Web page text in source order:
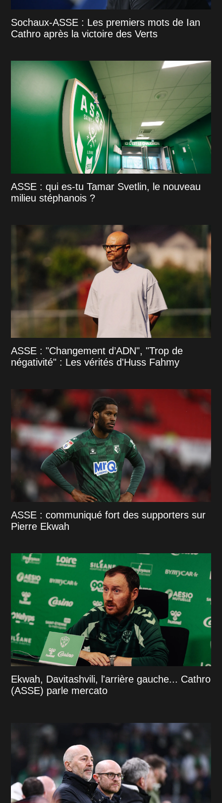
Sochaux-ASSE : Les premiers mots de Ian
Cathro après la victoire des Verts
ASSE : qui es-tu Tamar Svetlin, le nouveau
milieu stéphanois ?
ASSE : "Changement d’ADN", "Trop de
négativité" : Les vérités d'Huss Fahmy
ASSE : communiqué fort des supporters sur
Pierre Ekwah
Ekwah, Davitashvili, l'arrière gauche... Cathro
(ASSE) parle mercato